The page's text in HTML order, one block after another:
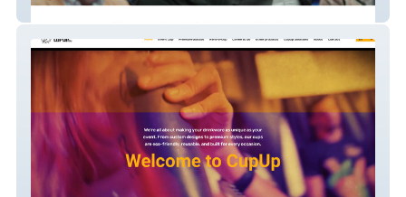
MISSION2044